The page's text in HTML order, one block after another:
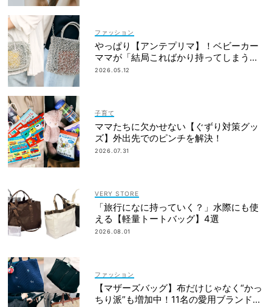
ファッション
やっぱり【アンテプリマ】！ベビーカー
ママが「結局こればかり持ってしまう」
納得の理由
2026.05.12
子育て
ママたちに欠かせない【ぐずり対策グッ
ズ】外出先でのピンチを解決！
2026.07.31
VERY STORE
「旅行になに持っていく？」水際にも使
える【軽量トートバッグ】4選
2026.08.01
ファッション
【マザーズバッグ】布だけじゃなく“かっ
ちり派”も増加中！11名の愛用ブランド